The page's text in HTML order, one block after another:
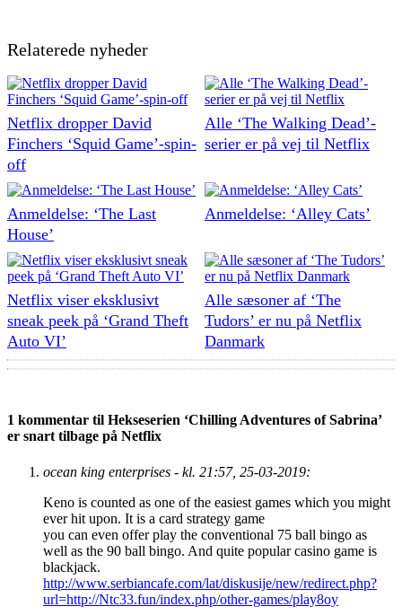
Relaterede nyheder
Netflix dropper David
Finchers ‘Squid Game’-spin-
off
Alle ‘The Walking Dead’-
serier er på vej til Netflix
Anmeldelse: ‘The Last
House’
Anmeldelse: ‘Alley Cats’
Netflix viser eksklusivt
sneak peek på ‘Grand Theft
Auto VI’
Alle sæsoner af ‘The
Tudors’ er nu på Netflix
Danmark
1 kommentar til Hekseserien ‘Chilling Adventures of Sabrina’
er snart tilbage på Netflix
ocean king enterprises - kl. 21:57, 25-03-2019:
Keno is counted as one of the easiest games which you might
ever hit upon. It is a card strategy game
you can even offer play the conventional 75 ball bingo as
well as the 90 ball bingo. And quite popular casino game is
blackjack.
http://www.serbiancafe.com/lat/diskusije/new/redirect.php?
url=http://Ntc33.fun/index.php/other-games/play8oy